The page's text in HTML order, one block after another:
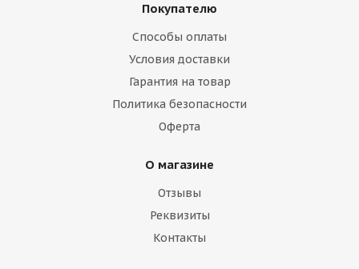
Покупателю
Способы оплаты
Условия доставки
Гарантия на товар
Политика безопасности
Оферта
О магазине
Отзывы
Реквизиты
Контакты